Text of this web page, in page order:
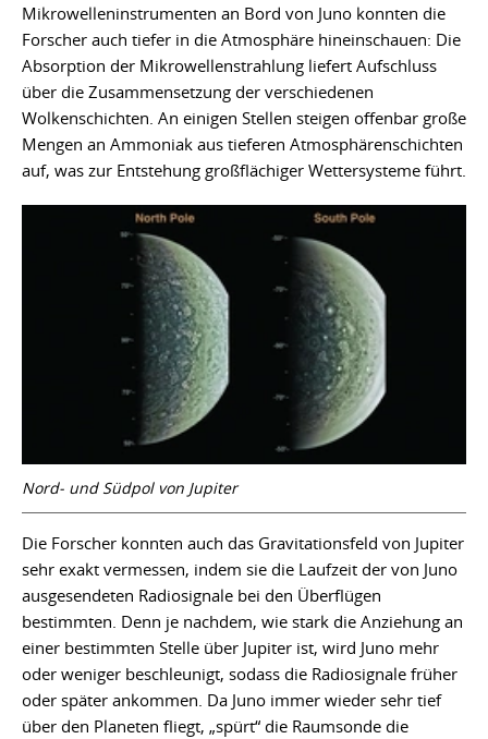
Mikrowelleninstrumenten an Bord von Juno konnten die
Forscher auch tiefer in die Atmosphäre hineinschauen: Die
Absorption der Mikrowellenstrahlung liefert Aufschluss
über die Zusammensetzung der verschiedenen
Wolkenschichten. An einigen Stellen steigen offenbar große
Mengen an Ammoniak aus tieferen Atmosphärenschichten
auf, was zur Entstehung großflächiger Wettersysteme führt.
Nord- und Südpol von Jupiter
Die Forscher konnten auch das Gravitationsfeld von Jupiter
sehr exakt vermessen, indem sie die Laufzeit der von Juno
ausgesendeten Radiosignale bei den Überflügen
bestimmten. Denn je nachdem, wie stark die Anziehung an
einer bestimmten Stelle über Jupiter ist, wird Juno mehr
oder weniger beschleunigt, sodass die Radiosignale früher
oder später ankommen. Da Juno immer wieder sehr tief
über den Planeten fliegt, „spürt“ die Raumsonde die